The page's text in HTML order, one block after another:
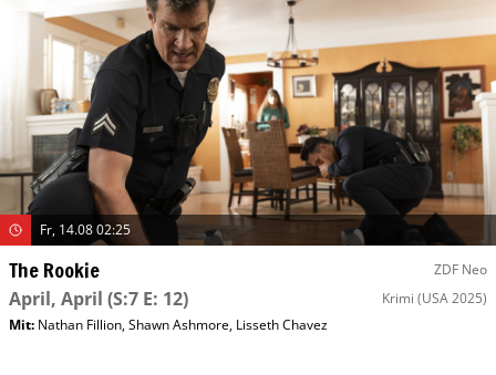
Fr, 14.08 02:25
The Rookie ZDF Neo
April, April (S:7 E: 12) Krimi (USA 2025)
Mit: Nathan Fillion,Shawn Ashmore, Lisseth Chavez